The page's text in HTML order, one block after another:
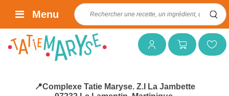
Mon compteMon panierMes favoris
Rechercher :
Menu
📍Complexe Tatie Maryse. Z.I La Jambette